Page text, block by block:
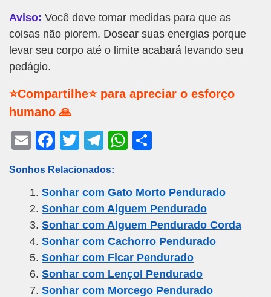
Aviso: Você deve tomar medidas para que as
coisas não piorem. Dosear suas energias porque
levar seu corpo até o limite acabará levando seu
pedágio.
⭐Compartilhe⭐ para apreciar o esforço
humano 🙏
E
ail
F
c
e
b
o
o
k
T
tt
er
T
e
gr
a
m
W
s
A
p
p
e
Sonhos Relacionados:
Sonhar com Gato Morto Pendurado
Sonhar com Alguem Pendurado
Sonhar com Alguem Pendurado Corda
Sonhar com Cachorro Pendurado
Sonhar com Ficar Pendurado
Sonhar com Lençol Pendurado
Sonhar com Morcego Pendurado